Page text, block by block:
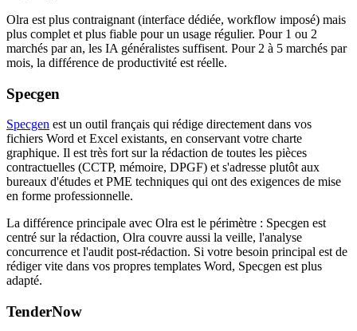
Olra est plus contraignant (interface dédiée, workflow imposé) mais
plus complet et plus fiable pour un usage régulier. Pour 1 ou 2
marchés par an, les IA généralistes suffisent. Pour 2 à 5 marchés par
mois, la différence de productivité est réelle.
Specgen
Specgen est un outil français qui rédige directement dans vos
fichiers Word et Excel existants, en conservant votre charte
graphique. Il est très fort sur la rédaction de toutes les pièces
contractuelles (CCTP, mémoire, DPGF) et s'adresse plutôt aux
bureaux d'études et PME techniques qui ont des exigences de mise
en forme professionnelle.
La différence principale avec Olra est le périmètre : Specgen est
centré sur la rédaction, Olra couvre aussi la veille, l'analyse
concurrence et l'audit post-rédaction. Si votre besoin principal est de
rédiger vite dans vos propres templates Word, Specgen est plus
adapté.
TenderNow